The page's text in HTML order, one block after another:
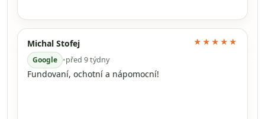
Michal Stofej
Google •před 9 týdny
★★★★★
Fundovaní, ochotní a nápomocní!